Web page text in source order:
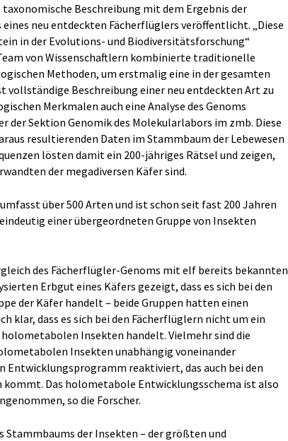
Beschreibung mit dem Ergebnis der
neu entdeckten Fächerflüglers veröffentlicht. „Diese
in der Evolutions- und Biodiversitätsforschung“
von Wissenschaftlern kombinierte traditionelle
Methoden, um erstmalig eine in der gesamten
vollständige Beschreibung einer neu entdeckten Art zu
Merkmalen auch eine Analyse des Genoms
der Sektion Genomik des Molekularlabors im zmb. Diese
resultierenden Daten im Stammbaum der Lebewesen
lösten damit ein 200-jähriges Rätsel und zeigen,
der megadiversen Käfer sind.
über 500 Arten und ist schon seit fast 200 Jahren
einer übergeordneten Gruppe von Insekten
des Fächerflügler-Genoms mit elf bereits bekannten
Erbgut eines Käfers gezeigt, dass es sich bei den
der Käfer handelt – beide Gruppen hatten einen
klar, dass es sich bei den Fächerflüglern nicht um ein
Insekten handelt. Vielmehr sind die
Insekten unabhängig voneinander
Entwicklungsprogramm reaktiviert, das auch bei den
Das holometabole Entwicklungsschema ist also
so die Forscher.
Stammbaums der Insekten – der größten und